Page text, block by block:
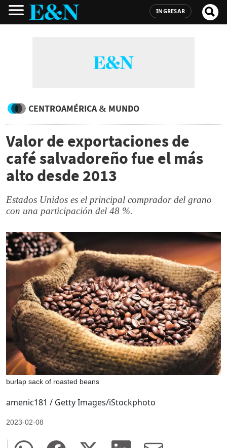
INGRESAR
CENTROAMÉRICA & MUNDO
Valor de exportaciones de
café salvadoreño fue el más
alto desde 2013
Estados Unidos es el principal comprador del grano
con una participación del 48 %.
burlap sack of roasted beans
amenic181 / Getty Images/iStockphoto
2023-02-08